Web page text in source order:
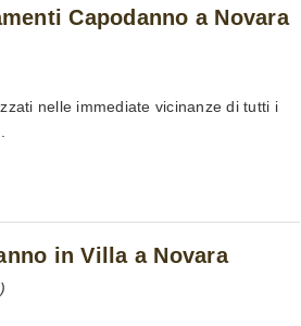
Capodanno a Novara
nelle immediate vicinanze di tutti i
in Villa a Novara